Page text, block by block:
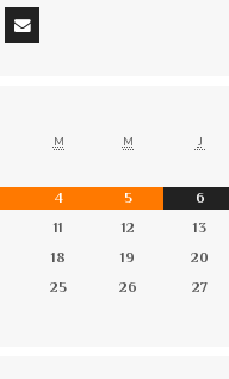
M M J
4 5 6
11 12 13
18 19 20
25 26 27